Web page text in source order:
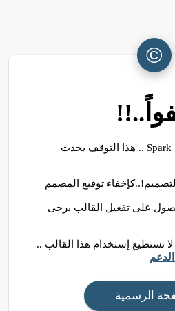
©
لا يمكنك إستخدام قالب Spark .. هذا التوقف يحدث
توقيع المصمم
على تفعيل القالب يرجى
تستطيع إستخدام هذا القالب ..
الرسمية